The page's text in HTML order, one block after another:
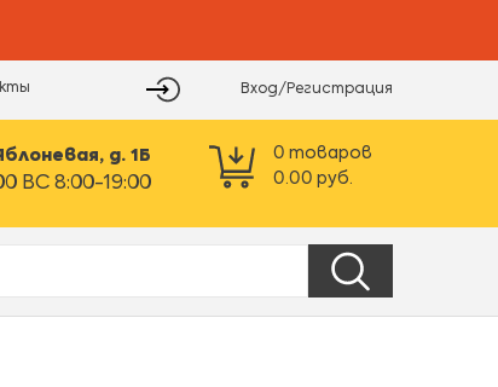
Вход/Регистрация
д. 1Б
ВС 8:00-19:00
0 товаров
0.00 руб.